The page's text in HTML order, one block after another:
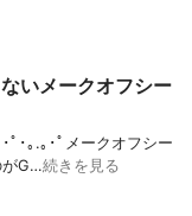
いメークオフシー
ﾟ･｡.｡･ﾟメークオフシー
がG…続きを見る